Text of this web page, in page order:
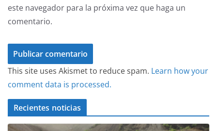
este navegador para la próxima vez que haga un
comentario.
This site uses Akismet to reduce spam. Learn how your
comment data is processed.
Recientes noticias